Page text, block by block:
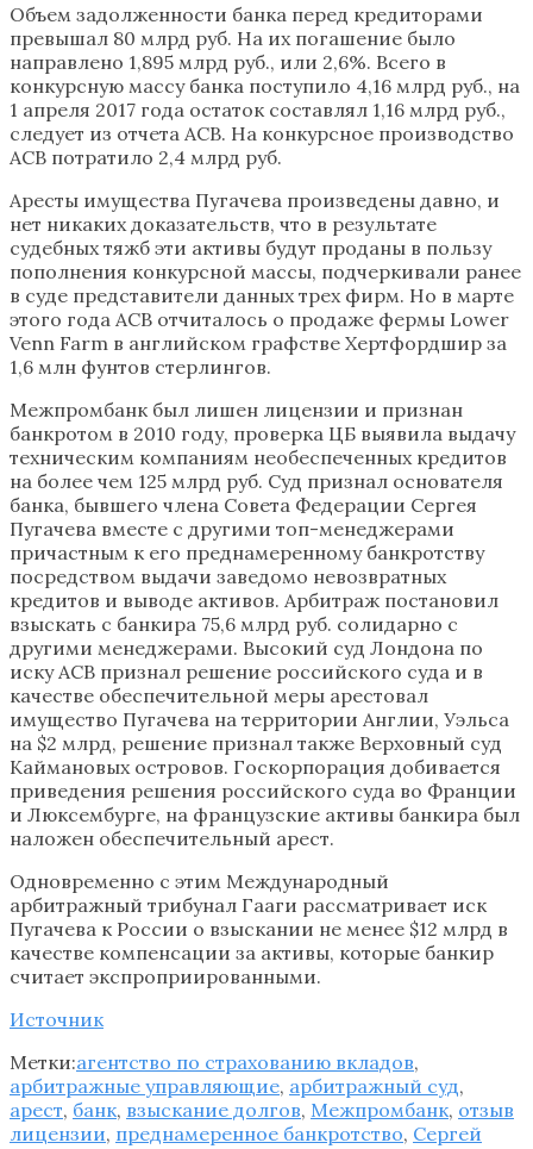
Объем задолженности банка перед кредиторами
превышал 80 млрд руб. На их погашение было
направлено 1,895 млрд руб., или 2,6%. Всего в
конкурсную массу банка поступило 4,16 млрд руб., на
1 апреля 2017 года остаток составлял 1,16 млрд руб.,
следует из отчета АСВ. На конкурсное производство
АСВ потратило 2,4 млрд руб.
Аресты имущества Пугачева произведены давно, и
нет никаких доказательств, что в результате
судебных тяжб эти активы будут проданы в пользу
пополнения конкурсной массы, подчеркивали ранее
в суде представители данных трех фирм. Но в марте
этого года АСВ отчиталось о продаже фермы Lower
Venn Farm в английском графстве Хертфордшир за
1,6 млн фунтов стерлингов.
Межпромбанк был лишен лицензии и признан
банкротом в 2010 году, проверка ЦБ выявила выдачу
техническим компаниям необеспеченных кредитов
на более чем 125 млрд руб. Суд признал основателя
банка, бывшего члена Совета Федерации Сергея
Пугачева вместе с другими топ-менеджерами
причастным к его преднамеренному банкротству
посредством выдачи заведомо невозвратных
кредитов и выводе активов. Арбитраж постановил
взыскать с банкира 75,6 млрд руб. солидарно с
другими менеджерами. Высокий суд Лондона по
иску АСВ признал решение российского суда и в
качестве обеспечительной меры арестовал
имущество Пугачева на территории Англии, Уэльса
на $2 млрд, решение признал также Верховный суд
Каймановых островов. Госкорпорация добивается
приведения решения российского суда во Франции
и Люксембурге, на французские активы банкира был
наложен обеспечительный арест.
Одновременно с этим Международный
арбитражный трибунал Гааги рассматривает иск
Пугачева к России о взыскании не менее $12 млрд в
качестве компенсации за активы, которые банкир
считает экспроприированными.
Источник
Метки:агентство по страхованию вкладов,
арбитражные управляющие, арбитражный суд,
арест, банк, взыскание долгов, Межпромбанк, отзыв
лицензии, преднамеренное банкротство, Сергей